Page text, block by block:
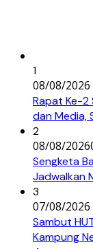
1
08/08/2026
Rapat Ke-2
dan Media,
2
08/08/2026
Sengketa
Jadwalkan
3
07/08/2026
Sambut
Kampung